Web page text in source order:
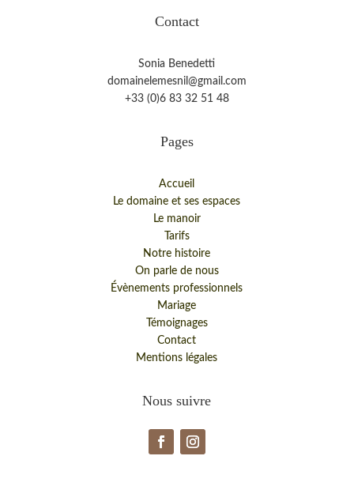
Contact
Sonia Benedetti
domainelemesnil@gmail.com
+33 (0)6 83 32 51 48
Pages
Accueil
Le domaine et ses espaces
Le manoir
Tarifs
Notre histoire
On parle de nous
Évènements professionnels
Mariage
Témoignages
Contact
Mentions légales
Nous suivre